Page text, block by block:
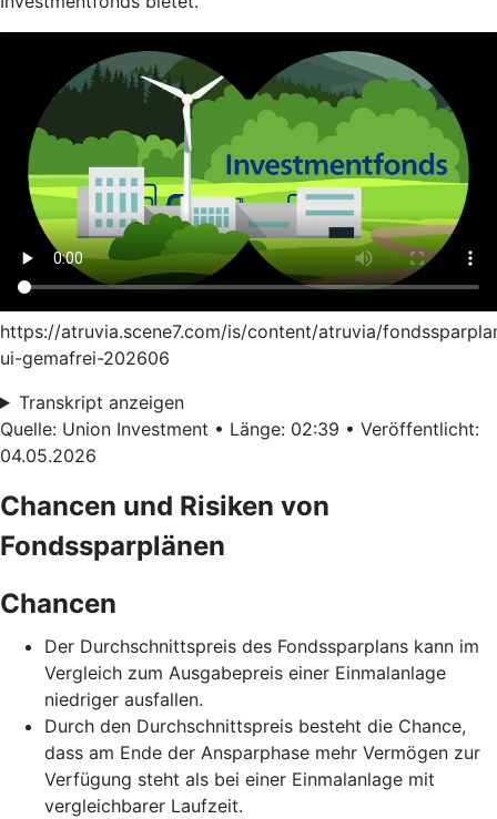
https://atruvia.scene7.com/is/content/atruvia/
ui-gemafrei-202606
Transkript anzeigen
Quelle: Union Investment • Länge: 02:39 • Veröffentlicht:
04.05.2026
Chancen und Risiken von
Fondssparplänen
Chancen
Der Durchschnittspreis des Fondssparplans kann im
Vergleich zum Ausgabepreis einer Einmalanlage
niedriger ausfallen.
Durch den Durchschnittspreis besteht die Chance,
dass am Ende der Ansparphase mehr Vermögen zur
Verfügung steht als bei einer Einmalanlage mit
vergleichbarer Laufzeit.